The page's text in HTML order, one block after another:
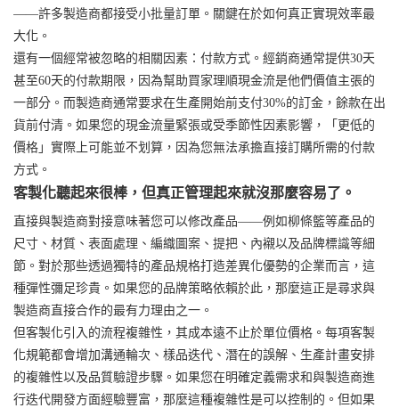
——許多製造商都接受小批量訂單。關鍵在於如何真正實現效率最
大化。
還有一個經常被忽略的相關因素：付款方式。經銷商通常提供30天
甚至60天的付款期限，因為幫助買家理順現金流是他們價值主張的
一部分。而製造商通常要求在生產開始前支付30%的訂金，餘款在出
貨前付清。如果您的現金流量緊張或受季節性因素影響，「更低的
價格」實際上可能並不划算，因為您無法承擔直接訂購所需的付款
方式。
客製化聽起來很棒，但真正管理起來就沒那麼容易了。
直接與製造商對接意味著您可以修改產品——例如柳條籃等產品的
尺寸、材質、表面處理、編織圖案、提把、內襯以及品牌標識等細
節。對於那些透過獨特的產品規格打造差異化優勢的企業而言，這
種彈性彌足珍貴。如果您的品牌策略依賴於此，那麼這正是尋求與
製造商直接合作的最有力理由之一。
但客製化引入的流程複雜性，其成本遠不止於單位價格。每項客製
化規範都會增加溝通輪次、樣品迭代、潛在的誤解、生產計畫安排
的複雜性以及品質驗證步驟。如果您在明確定義需求和與製造商進
行迭代開發方面經驗豐富，那麼這種複雜性是可以控制的。但如果